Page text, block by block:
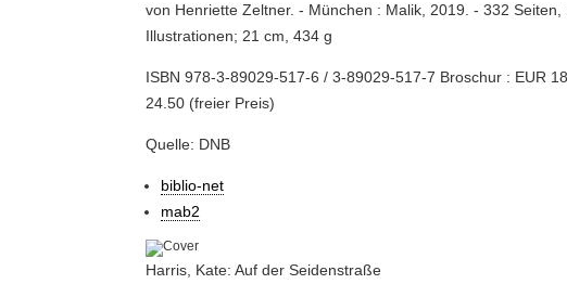
von Henriette Zeltner. - München : Malik, 2019. - 332 Seiten,
Illustrationen; 21 cm, 434 g
ISBN 978-3-89029-517-6 / 3-89029-517-7 Broschur : EUR
24.50 (freier Preis)
Quelle: DNB
biblio-net
mab2
Harris, Kate: Auf der Seidenstraße